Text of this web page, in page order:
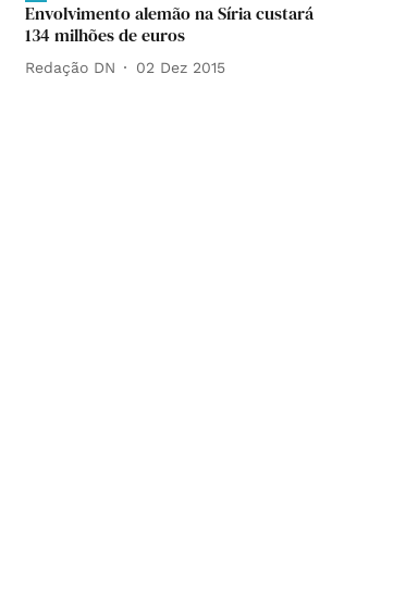
Envolvimento alemão na Síria custará
134 milhões de euros
Redação DN 02 Dez 2015